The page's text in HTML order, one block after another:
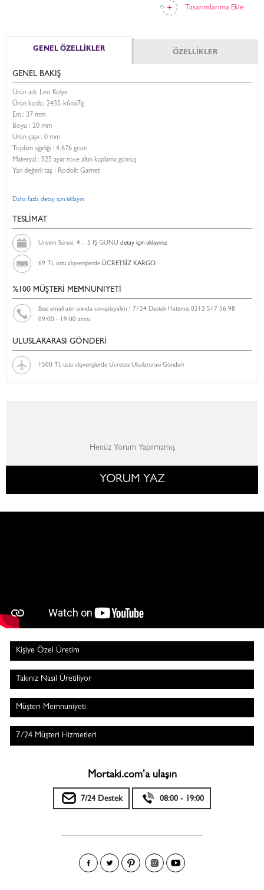
Tasarımlarıma Ekle
GENEL ÖZELLİKLER ÖZELLİKLER
GENEL BAKIŞ
Ürün adı: Leo Kolye
Ürün kodu: 2435-k6oa7g
Eni : 37 mm
Boyu : 20 mm
Ürün çapı : 0 mm
Toplam ağırlığı : 4.676 gram
Materyal : 925 ayar rose altın kaplama gümüş
Yarı değerli taş : Rodolit Garnet
Daha fazla detay için tıklayın
TESLİMAT
Üretim Süresi: 4 – 5 İŞ GÜNÜ detay için tıklayınız
69 TL üstü alışverişlerde ÜCRETSİZ KARGO
%100 MÜŞTERİ MEMNUNİYETİ
Bize email atın anında cevaplayalım ! 7/24 Destek Hattımız 0212 517 56 98
09:00 - 19:00 arası.
ULUSLARARASI GÖNDERİ
1500 TL üstü alışverişlerde Ücretsiz Uluslararası Gönderi
Henüz Yorum Yapılmamış
YORUM YAZ
Kişiye Özel Üretim
Takınız Nasıl Üretiliyor
Müşteri Memnuniyeti
7/24 Müşteri Hizmetleri
Mortaki.com'a ulaşın
7/24 Destek 08:00 - 19:00